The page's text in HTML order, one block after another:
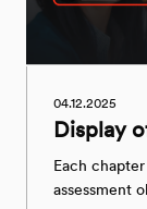
04.12.2025
Display
Each
assessment